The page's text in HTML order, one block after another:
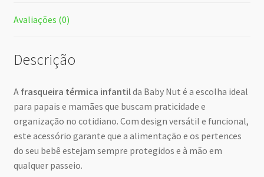
Avaliações (0)
Descrição
A frasqueira térmica infantilda Baby Nut é a escolha ideal
para papais e mamães que buscam praticidade e
organização no cotidiano. Com design versátil e funcional,
este acessório garante que a alimentação e os pertences
do seu bebê estejam sempre protegidos e à mão em
qualquer passeio.